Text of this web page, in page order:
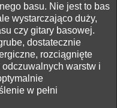
basu. Nie jest to bas
wystarczająco duży,
czy gitary basowej.
dostatecznie
rozciągnięte
warstw i
w pełni